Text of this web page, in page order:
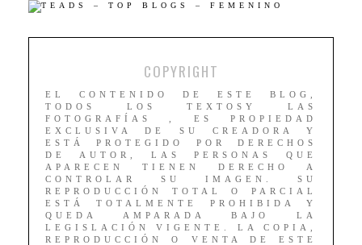
COPYRIGHT
EL CONTENIDO DE ESTE BLOG,
TODOS LOS TEXTOSY LAS
FOTOGRAFÍAS , ES PROPIEDAD
EXCLUSIVA DE SU CREADORA Y
ESTÁ PROTEGIDO POR DERECHOS
DE AUTOR, LAS PERSONAS QUE
APARECEN TIENEN DERECHO A
CONTROLAR SU IMAGEN. SU
REPRODUCCIÓN TOTAL O PARCIAL
ESTÁ TOTALMENTE PROHIBIDA Y
QUEDA AMPARADA BAJO LA
LEGISLACIÓN VIGENTE. LA COPIA,
REPRODUCCIÓN O VENTA DE ESTE